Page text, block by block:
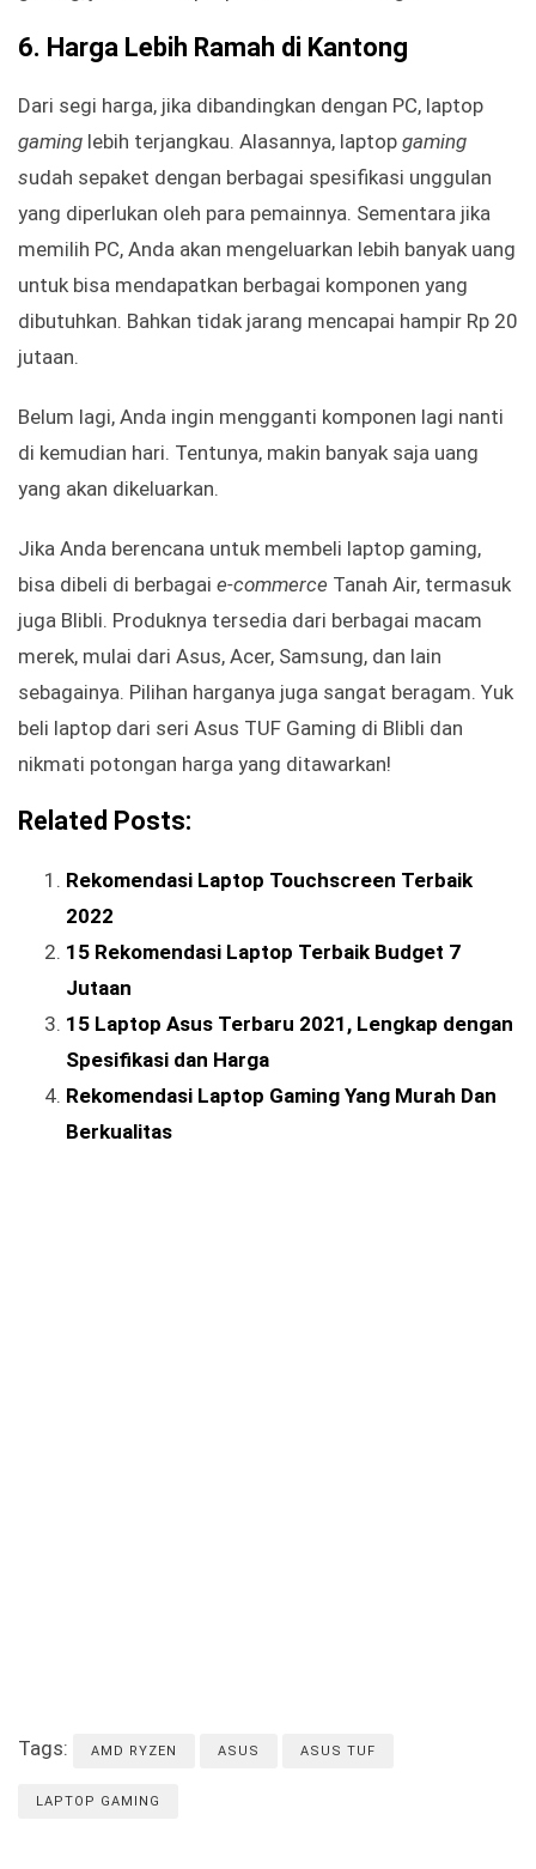
6. Harga Lebih Ramah di Kantong
Dari segi harga, jika dibandingkan dengan PC, laptop
gaming lebih terjangkau. Alasannya, laptop gaming
sudah sepaket dengan berbagai spesifikasi unggulan
yang diperlukan oleh para pemainnya. Sementara jika
memilih PC, Anda akan mengeluarkan lebih banyak uang
untuk bisa mendapatkan berbagai komponen yang
dibutuhkan. Bahkan tidak jarang mencapai hampir Rp 20
jutaan.
Belum lagi, Anda ingin mengganti komponen lagi nanti
di kemudian hari. Tentunya, makin banyak saja uang
yang akan dikeluarkan.
Jika Anda berencana untuk membeli laptop gaming,
bisa dibeli di berbagai e-commerce Tanah Air, termasuk
juga Blibli. Produknya tersedia dari berbagai macam
merek, mulai dari Asus, Acer, Samsung, dan lain
sebagainya. Pilihan harganya juga sangat beragam. Yuk
beli laptop dari seri Asus TUF Gaming di Blibli dan
nikmati potongan harga yang ditawarkan!
Related Posts:
Rekomendasi Laptop Touchscreen Terbaik
2022
15 Rekomendasi Laptop Terbaik Budget 7
Jutaan
15 Laptop Asus Terbaru 2021, Lengkap dengan
Spesifikasi dan Harga
Rekomendasi Laptop Gaming Yang Murah Dan
Berkualitas
Tags: AMD RYZEN ASUS ASUS TUF
LAPTOP GAMING